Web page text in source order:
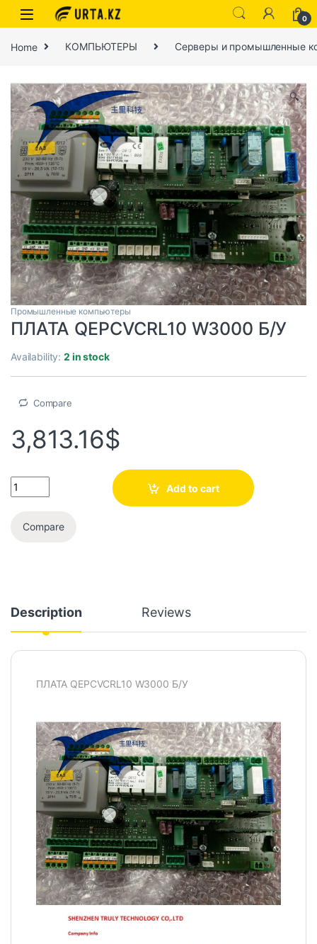
0
Home КОМПЬЮТЕРЫ Серверы и промышленные
🔍
Промышленные компьютеры
ПЛАТА QEPCVCRL10 W3000 Б/У
Availability:2 in stock
Compare
3,813.16$
Add to cart
Compare
Description Reviews
ПЛАТА QEPCVCRL10 W3000 Б/У